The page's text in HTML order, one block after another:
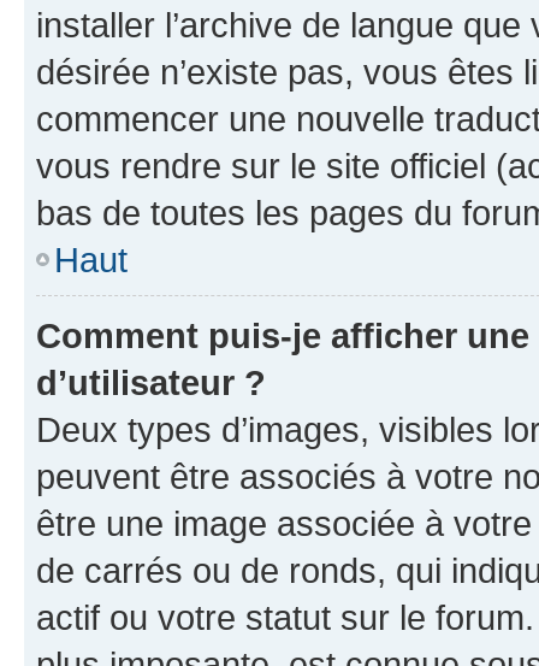
installer l’archive de langue
désirée n’existe pas, vous êtes
commencer une nouvelle
vous rendre sur le site officiel
bas de toutes les pages du
Haut
Comment puis-je afficher
d’utilisateur ?
Deux types d’images, visibles
peuvent être associés à votre
être une image associée à
de carrés ou de ronds, qui
actif ou votre statut sur le